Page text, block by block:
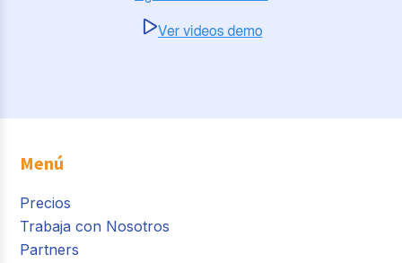
Menú
Precios
Trabaja con Nosotros
Partners